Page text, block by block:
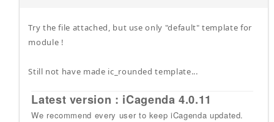
Try the file attached, but use only "default" template for
module !
Still not have made ic_rounded template...
Latest version : iCagenda 4.0.11
We recommend every user to keep iCagenda updated.